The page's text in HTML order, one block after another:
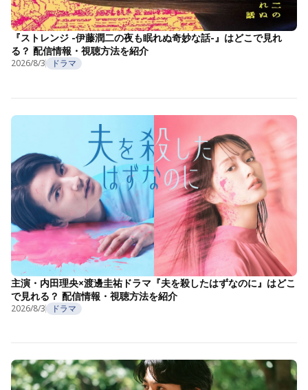
『ストレンジ -伊藤潤二の夜も眠れぬ奇妙な話-』はどこで見れ
る？ 配信情報・視聴方法を紹介
2026/8/3 ドラマ
主演・内田理央×渡邊圭祐ドラマ『夫を殺したはずなのに』はどこ
で見れる？ 配信情報・視聴方法を紹介
2026/8/3 ドラマ